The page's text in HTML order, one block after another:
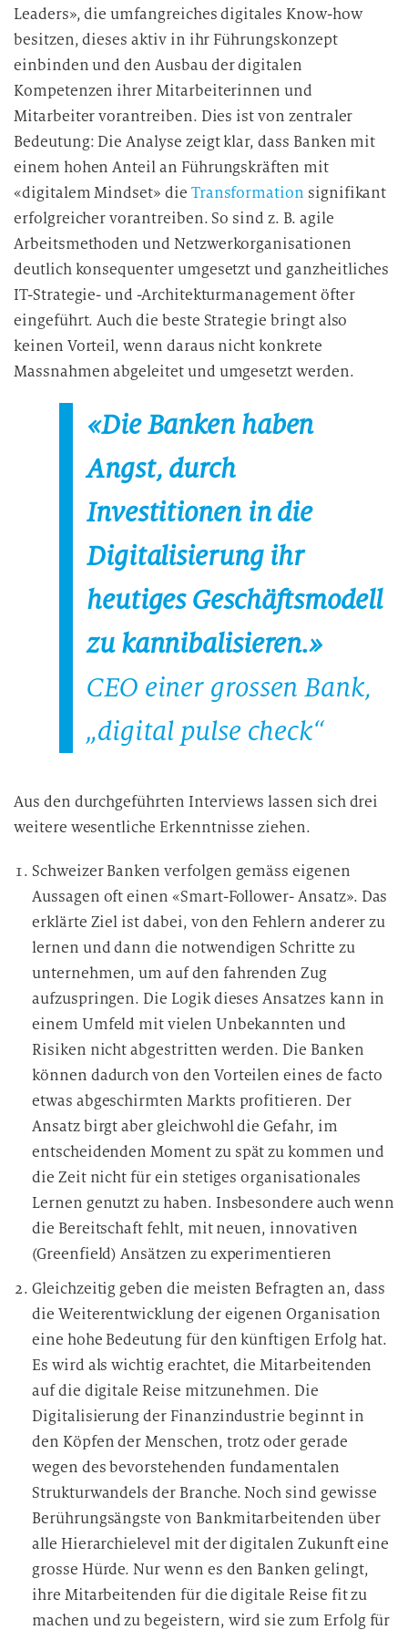
Leaders», die umfangreiches digitales Know-how
besitzen, dieses aktiv in ihr Führungskonzept
einbinden und den Ausbau der digitalen
Kompetenzen ihrer Mitarbeiterinnen und
Mitarbeiter vorantreiben. Dies ist von zentraler
Bedeutung: Die Analyse zeigt klar, dass Banken mit
einem hohen Anteil an Führungskräften mit
«digitalem Mindset» die Transformation signifikant
erfolgreicher vorantreiben. So sind z. B. agile
Arbeitsmethoden und Netzwerkorganisationen
deutlich konsequenter umgesetzt und ganzheitliches
IT-Strategie- und -Architekturmanagement öfter
eingeführt. Auch die beste Strategie bringt also
keinen Vorteil, wenn daraus nicht konkrete
Massnahmen abgeleitet und umgesetzt werden.
«Die Banken haben
Angst, durch
Investitionen in die
Digitalisierung ihr
heutiges Geschäftsmodell
zu kannibalisieren.»
CEO einer grossen Bank,
„digital pulse check“
Aus den durchgeführten Interviews lassen sich drei
weitere wesentliche Erkenntnisse ziehen.
Schweizer Banken verfolgen gemäss eigenen
Aussagen oft einen «Smart-Follower- Ansatz». Das
erklärte Ziel ist dabei, von den Fehlern anderer zu
lernen und dann die notwendigen Schritte zu
unternehmen, um auf den fahrenden Zug
aufzuspringen. Die Logik dieses Ansatzes kann in
einem Umfeld mit vielen Unbekannten und
Risiken nicht abgestritten werden. Die Banken
können dadurch von den Vorteilen eines de facto
etwas abgeschirmten Markts profitieren. Der
Ansatz birgt aber gleichwohl die Gefahr, im
entscheidenden Moment zu spät zu kommen und
die Zeit nicht für ein stetiges organisationales
Lernen genutzt zu haben. Insbesondere auch wenn
die Bereitschaft fehlt, mit neuen, innovativen
(Greenfield) Ansätzen zu experimentieren
Gleichzeitig geben die meisten Befragten an, dass
die Weiterentwicklung der eigenen Organisation
eine hohe Bedeutung für den künftigen Erfolg hat.
Es wird als wichtig erachtet, die Mitarbeitenden
auf die digitale Reise mitzunehmen. Die
Digitalisierung der Finanzindustrie beginnt in
den Köpfen der Menschen, trotz oder gerade
wegen des bevorstehenden fundamentalen
Strukturwandels der Branche. Noch sind gewisse
Berührungsängste von Bankmitarbeitenden über
alle Hierarchielevel mit der digitalen Zukunft eine
grosse Hürde. Nur wenn es den Banken gelingt,
ihre Mitarbeitenden für die digitale Reise fit zu
machen und zu begeistern, wird sie zum Erfolg für